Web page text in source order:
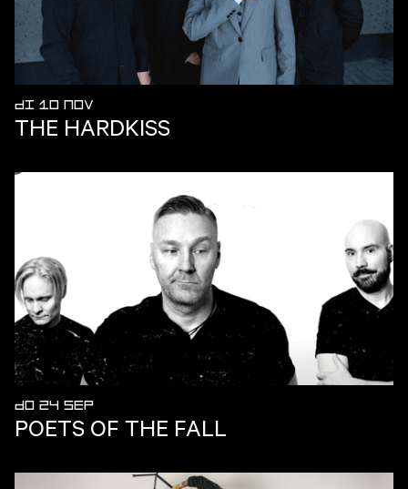
DI 10 NOV
THE HARDKISS
DO 24 SEP
POETS OF THE FALL